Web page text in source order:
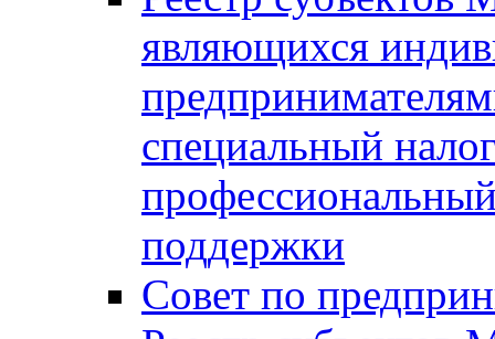
являющихся
специальный
поддержки
Совет по